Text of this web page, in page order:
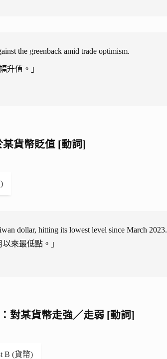
the greenback amid trade optimism.
升值。」
某貨幣貶值 [動詞]
dollar, hitting its lowest level since March 2023.
來最低點。」
對某貨幣走強／走弱 [動詞]
B (貨幣)